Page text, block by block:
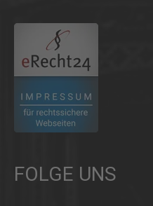
FOLGE UNS